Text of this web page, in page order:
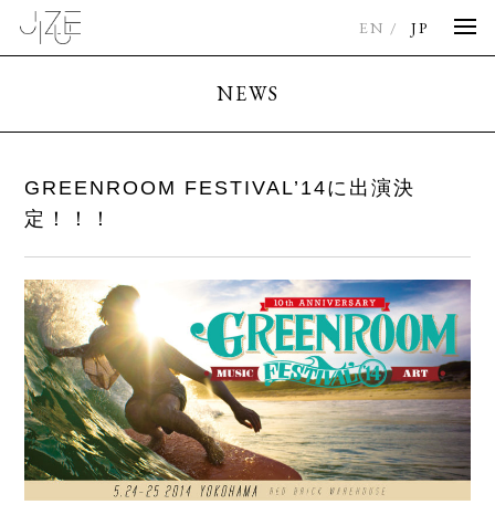
EN JP
NEWS
GREENROOM FESTIVAL’14に出演決
定！！！